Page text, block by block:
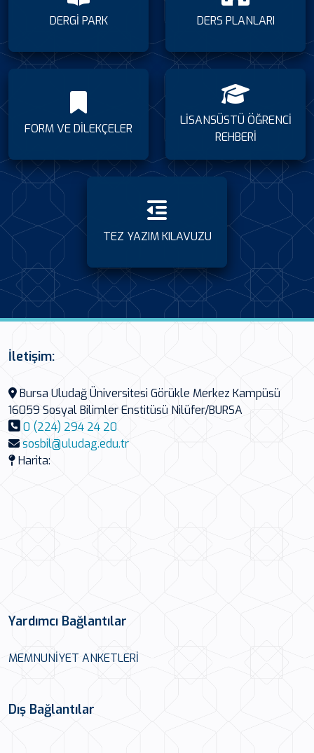
DERGİ PARK DERS PLANLARI
FORM VE DİLEKÇELER
LİSANSÜSTÜ ÖĞRENCİ
REHBERİ
TEZ YAZIM KILAVUZU
İletişim:
Bursa Uludağ Üniversitesi Görükle Merkez Kampüsü
16059 Sosyal Bilimler Enstitüsü Nilüfer/BURSA
0 (224) 294 24 20
sosbil@uludag.edu.tr
Harita:
Yardımcı Bağlantılar
MEMNUNİYET ANKETLERİ
Dış Bağlantılar